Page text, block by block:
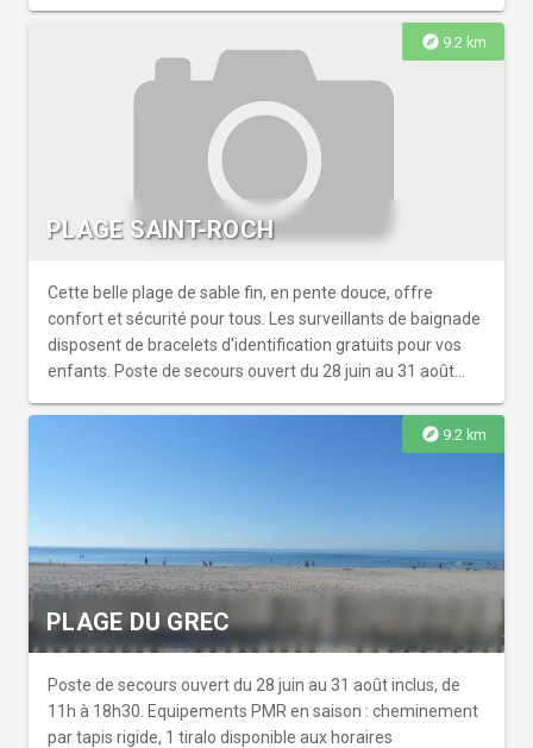
explore 9.2 km
PLAGE SAINT-ROCH
Cette belle plage de sable fin, en pente douce, offre
confort et sécurité pour tous. Les surveillants de baignade
disposent de bracelets d'identification gratuits pour vos
enfants. Poste de secours ouvert du 28 juin au 31 août
saison. Equipements : cheminement par tapis rigide, 1
tiralo disponible aux heures d'ouverture, rince-pieds.
explore 9.2 km
PLAGE DU GREC
Poste de secours ouvert du 28 juin au 31 août inclus, de
11h à 18h30. Equipements PMR en saison : cheminement
par tapis rigide, 1 tiralo disponible aux horaires